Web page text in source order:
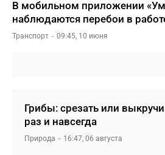
В мобильном приложении
наблюдаются перебои в
Транспорт 09:45, 10 июня
Грибы: срезать или
раз и навсегда
Природа 16:47, 06 августа